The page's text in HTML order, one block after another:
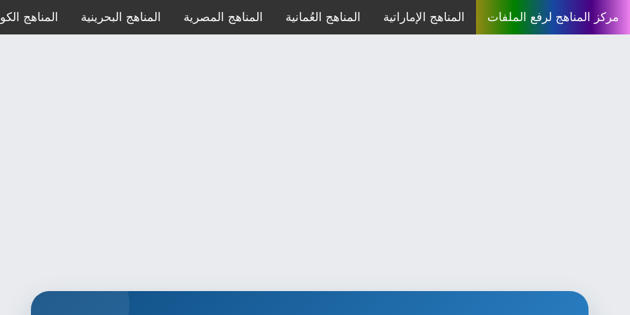
مركز المناهج لرفع الملفات المناهج الإماراتية المناهج العُمانية المناهج المصرية المناهج البحرينية المناهج